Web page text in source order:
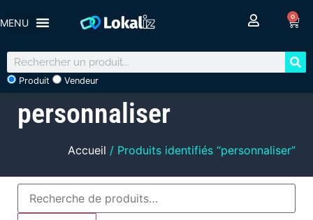
0
Produit Vendeur
personnaliser
Accueil / Produits identifiés “personnaliser”